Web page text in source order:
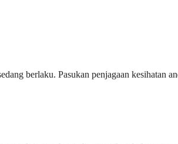
berlaku. Pasukan penjagaan kesihatan